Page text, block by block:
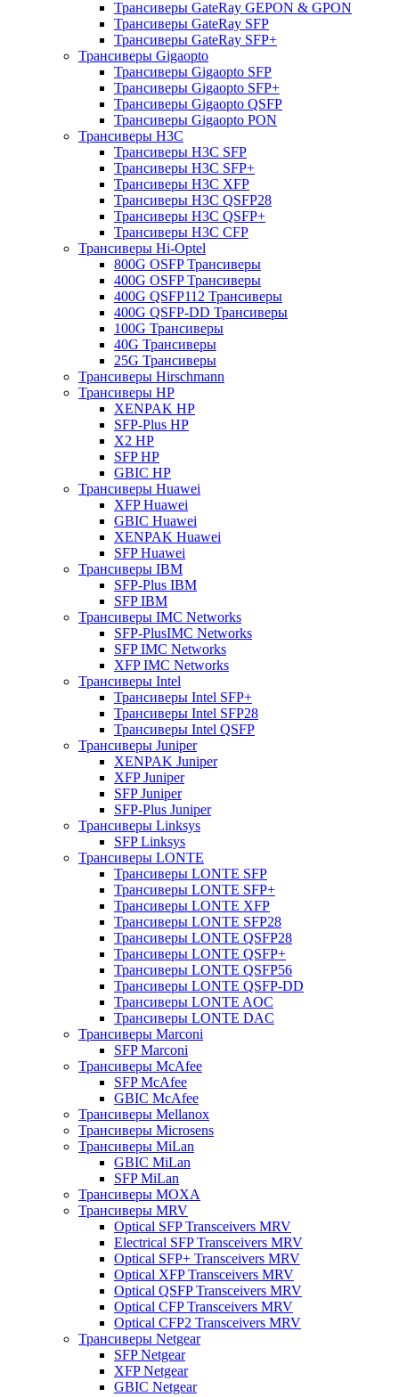
Трансиверы GateRay GEPON & GPON
Трансиверы GateRay SFP
Трансиверы GateRay SFP+
Трансиверы Gigaopto
Трансиверы Gigaopto SFP
Трансиверы Gigaopto SFP+
Трансиверы Gigaopto QSFP
Трансиверы Gigaopto PON
Трансиверы H3C
Трансиверы H3C SFP
Трансиверы H3C SFP+
Трансиверы H3C XFP
Трансиверы H3C QSFP28
Трансиверы H3C QSFP+
Трансиверы H3C CFP
Трансиверы Hi-Optel
800G OSFP Трансиверы
400G OSFP Трансиверы
400G QSFP112 Трансиверы
400G QSFP-DD Трансиверы
100G Трансиверы
40G Трансиверы
25G Трансиверы
Трансиверы Hirschmann
Трансиверы HP
XENPAK HP
SFP-Plus HP
X2 HP
SFP HP
GBIC HP
Трансиверы Huawei
XFP Huawei
GBIC Huawei
XENPAK Huawei
SFP Huawei
Трансиверы IBM
SFP-Plus IBM
SFP IBM
Трансиверы IMC Networks
SFP-PlusIMC Networks
SFP IMC Networks
XFP IMC Networks
Трансиверы Intel
Трансиверы Intel SFP+
Трансиверы Intel SFP28
Трансиверы Intel QSFP
Трансиверы Juniper
XENPAK Juniper
XFP Juniper
SFP Juniper
SFP-Plus Juniper
Трансиверы Linksys
SFP Linksys
Трансиверы LONTE
Трансиверы LONTE SFP
Трансиверы LONTE SFP+
Трансиверы LONTE XFP
Трансиверы LONTE SFP28
Трансиверы LONTE QSFP28
Трансиверы LONTE QSFP+
Трансиверы LONTE QSFP56
Трансиверы LONTE QSFP-DD
Трансиверы LONTE AOC
Трансиверы LONTE DAC
Трансиверы Marconi
SFP Marconi
Трансиверы McAfee
SFP McAfee
GBIC McAfee
Трансиверы Mellanox
Трансиверы Microsens
Трансиверы MiLan
GBIC MiLan
SFP MiLan
Трансиверы MOXA
Трансиверы MRV
Optical SFP Transceivers MRV
Electrical SFP Transceivers MRV
Optical SFP+ Transceivers MRV
Optical XFP Transceivers MRV
Optical QSFP Transceivers MRV
Optical CFP Transceivers MRV
Optical CFP2 Transceivers MRV
Трансиверы Netgear
SFP Netgear
XFP Netgear
GBIC Netgear